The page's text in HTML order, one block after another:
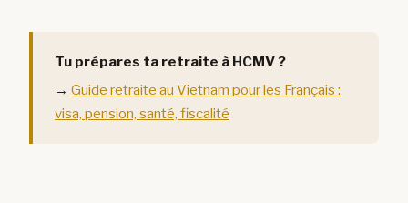
Tu prépares ta retraite à HCMV ?
→ Guide retraite au Vietnam pour les Français :
visa, pension, santé, fiscalité